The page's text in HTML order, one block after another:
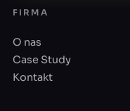
FIRMA
O nas
Case Study
Kontakt